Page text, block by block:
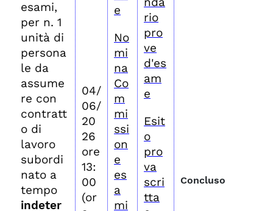
esami,
per n. 1
unità di
persona
le da
assume
re con
contratt
o di
lavoro
subordi
nato a
tempo
indeter
04/
06/
20
26
ore
13:
00
(or
e
No
mi
na
Co
m
mi
ssi
on
e
es
a
mi
rio
pro
ve
d'es
am
e
Esit
o
pro
va
scri
tta
Concluso